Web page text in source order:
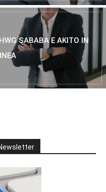
SABABA E AKITO IN